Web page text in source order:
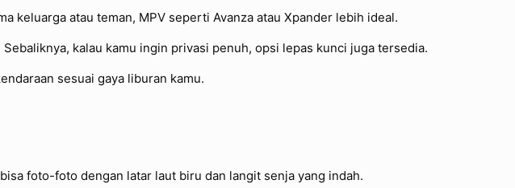
keluarga atau teman, MPV seperti Avanza atau Xpander lebih ideal.
kalau kamu ingin privasi penuh, opsi lepas kunci juga tersedia.
sesuai gaya liburan kamu.
foto-foto dengan latar laut biru dan langit senja yang indah.